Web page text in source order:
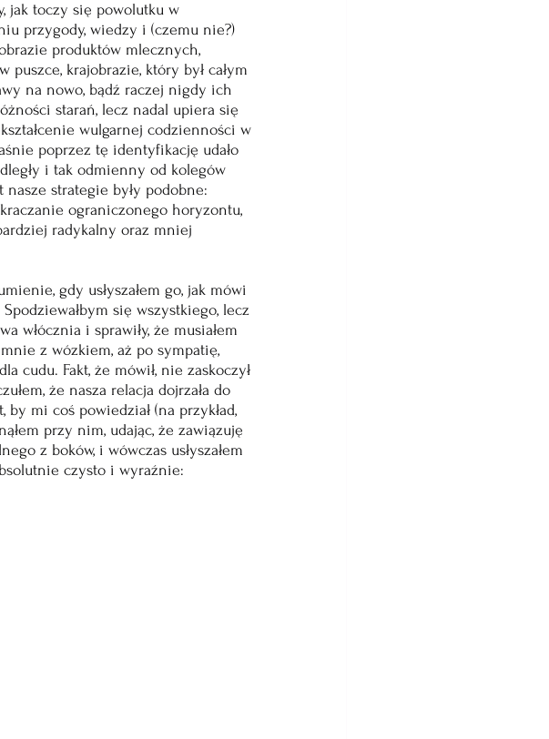
jak toczy się powolutku w
przygody, wiedzy i (czemu nie?)
produktów mlecznych,
krajobrazie, który był całym
na nowo, bądź raczej nigdy ich
starań, lecz nadal upiera się
wulgarnej codzienności w
poprzez tę identyfikację udało
i tak odmienny od kolegów
nasze strategie były podobne:
ograniczonego horyzontu,
radykalny oraz mniej
gdy usłyszałem go, jak mówi
się wszystkiego, lecz
włócznia i sprawiły, że musiałem
z wózkiem, aż po sympatię,
cudu. Fakt, że mówił, nie zaskoczył
że nasza relacja dojrzała do
by mi coś powiedział (na przykład,
przy nim, udając, że zawiązuję
z boków, i wówczas usłyszałem
czysto i wyraźnie: